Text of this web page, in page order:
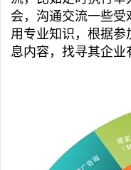
会，沟通交流一些
用专业知识，根据
息内容，找寻其企业